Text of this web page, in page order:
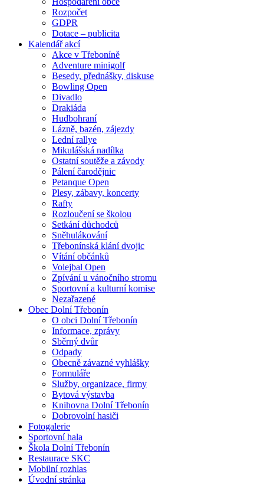
Rozpočet
GDPR
Dotace – publicita
Kalendář akcí
Akce v Třeboníně
Adventure minigolf
Besedy, přednášky, diskuse
Bowling Open
Divadlo
Drakiáda
Hudbohraní
Lázně, bazén, zájezdy
Lední rallye
Mikulášská nadílka
Ostatní soutěže a závody
Pálení čarodějnic
Petanque Open
Plesy, zábavy, koncerty
Rafty
Rozloučení se školou
Setkání důchodců
Sněhulákování
Třebonínská klání dvojic
Vítání občánků
Volejbal Open
Zpívání u vánočního stromu
Sportovní a kulturní komise
Nezařazené
Obec Dolní Třebonín
O obci Dolní Třebonín
Informace, zprávy
Sběrný dvůr
Odpady
Obecně závazné vyhlášky
Formuláře
Služby, organizace, firmy
Bytová výstavba
Knihovna Dolní Třebonín
Dobrovolní hasiči
Fotogalerie
Sportovní hala
Škola Dolní Třebonín
Restaurace SKC
Mobilní rozhlas
Úvodní stránka